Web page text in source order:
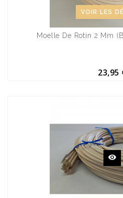
VOIR LES
Moelle De Rotin 2 Mm
23,95